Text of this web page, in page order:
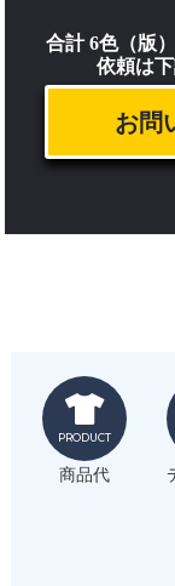
合計 6色（版
依頼は
お問
PRODUCT
商品代